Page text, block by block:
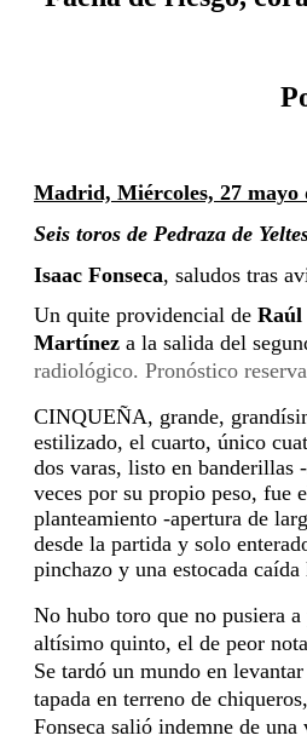
Madrid, Miércoles, 27
Seis toros de Pedraza de
Isaac Fonseca, saludos tras
Un quite providencial de Raúl
Martínez a la salida del
radiológico. Pronóstico
CINQUEÑA, grande,
estilizado, el cuarto, único
dos varas, listo en banderillas
veces por su propio peso, fue
planteamiento -apertura de
desde la partida y solo
pinchazo y una estocada
No hubo toro que no pusiera
altísimo quinto, el de peor
Se tardó un mundo en
tapada en terreno de
Fonseca salió indemne de